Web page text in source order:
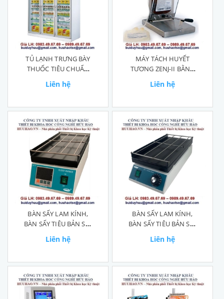
TỦ LẠNH TRƯNG BÀY
THUỐC TIÊU CHUẨN
Liên hệ
MÁY TÁCH HUYẾT
TƯƠNG ZENJ-II BẰNG
Liên hệ
BÀN SẤY LAM KÍNH,
BÀN SẤY TIÊU BẢN SD-
Liên hệ
BÀN SẤY LAM KÍNH,
BÀN SẤY TIÊU BẢN SD-
Liên hệ